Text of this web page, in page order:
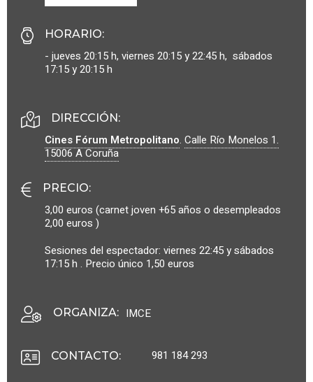
HORARIO:
- jueves 20:15 h, viernes 20:15 y 22:45 h, sábados
17:15 y 20:15 h
DIRECCIÓN:
Cines Fórum Metropolitano. Calle Río Monelos 1.
15006A Coruña
PRECIO:
3,00 euros (carnet joven +65 años o desempleados
2,00 euros )
Sesiones del espectador: viernes 22:45 y sábados
17:15 h . Precio único 1,50 euros
ORGANIZA: IMCE
CONTACTO: 981 184 293